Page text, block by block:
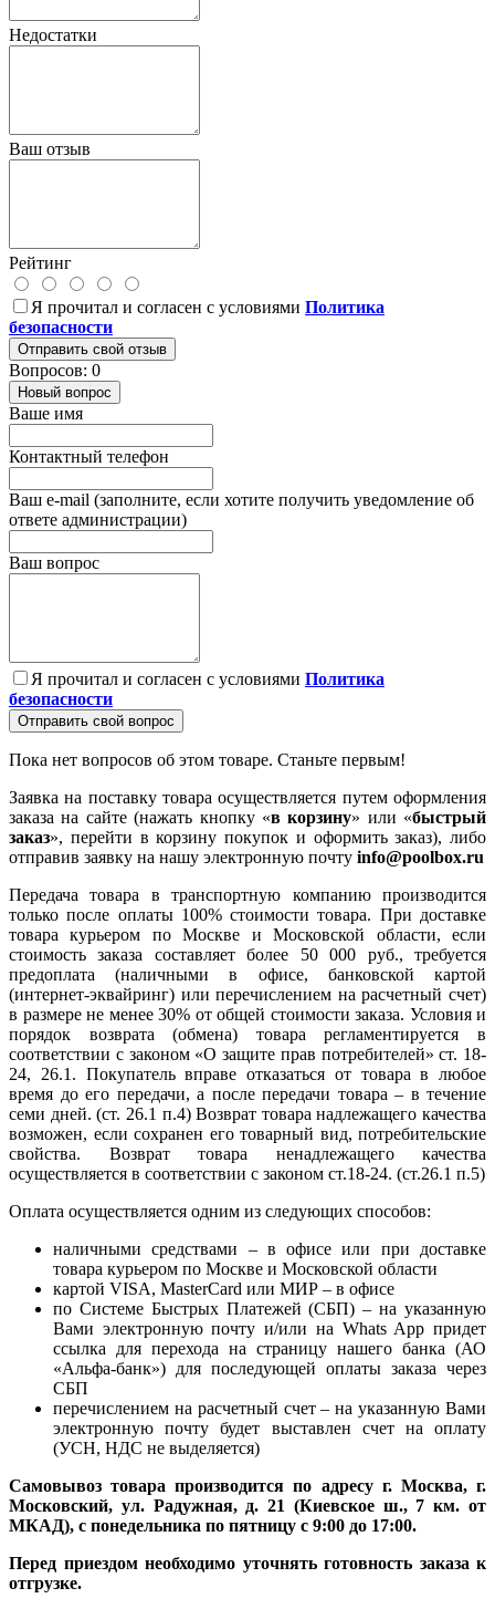
Недостатки
Ваш отзыв
Рейтинг
Я прочитал и согласен с условиями Политика
безопасности
Отправить свой отзыв
Вопросов: 0
Новый вопрос
Ваше имя
Контактный телефон
Ваш e-mail (заполните, если хотите получить уведомление об
ответе администрации)
Ваш вопрос
Я прочитал и согласен с условиями Политика
безопасности
Отправить свой вопрос
Пока нет вопросов об этом товаре. Станьте первым!
Заявка на поставку товара осуществляется путем оформления
заказа на сайте (нажать кнопку «в корзину» или «быстрый
заказ», перейти в корзину покупок и оформить заказ), либо
отправив заявку на нашу электронную почту info@poolbox.ru
Передача товара в транспортную компанию производится
только после оплаты 100% стоимости товара. При доставке
товара курьером по Москве и Московской области, если
стоимость заказа составляет более 50 000 руб., требуется
предоплата (наличными в офисе, банковской картой
(интернет-эквайринг) или перечислением на расчетный счет)
в размере не менее 30% от общей стоимости заказа. Условия и
порядок возврата (обмена) товара регламентируется в
соответствии с законом «О защите прав потребителей» ст. 18-
24, 26.1. Покупатель вправе отказаться от товара в любое
время до его передачи, а после передачи товара – в течение
семи дней. (ст. 26.1 п.4) Возврат товара надлежащего качества
возможен, если сохранен его товарный вид, потребительские
свойства. Возврат товара ненадлежащего качества
осуществляется в соответствии с законом ст.18-24. (ст.26.1 п.5)
Оплата осуществляется одним из следующих способов:
наличными средствами – в офисе или при доставке
товара курьером по Москве и Московской области
картой VISA, MasterCard или МИР – в офисе
по Системе Быстрых Платежей (СБП) – на указанную
Вами электронную почту и/или на Whats App придет
ссылка для перехода на страницу нашего банка (АО
«Альфа-банк») для последующей оплаты заказа через
СБП
перечислением на расчетный счет – на указанную Вами
электронную почту будет выставлен счет на оплату
(УСН, НДС не выделяется)
Самовывоз товара производится по адресу г. Москва, г.
Московский, ул. Радужная, д. 21 (Киевское ш., 7 км. от
МКАД), с понедельника по пятницу с 9:00 до 17:00.
Перед приездом необходимо уточнять готовность заказа к
отгрузке.